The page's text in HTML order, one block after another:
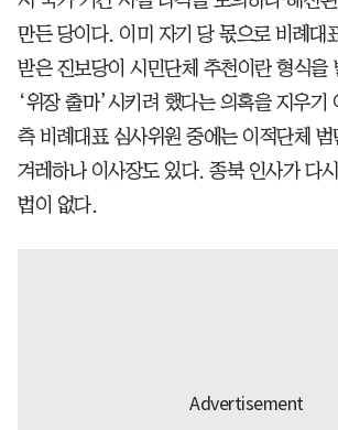
만든 당이다. 이미 자기 당 몫으로 비례대
받은 진보당이 시민단체 추천이란 형식을
‘위장 출마’시키려 했다는 의혹을 지우기
측 비례대표 심사위원 중에는 이적단체
겨레하나 이사장도 있다. 종북 인사가 다
법이 없다.